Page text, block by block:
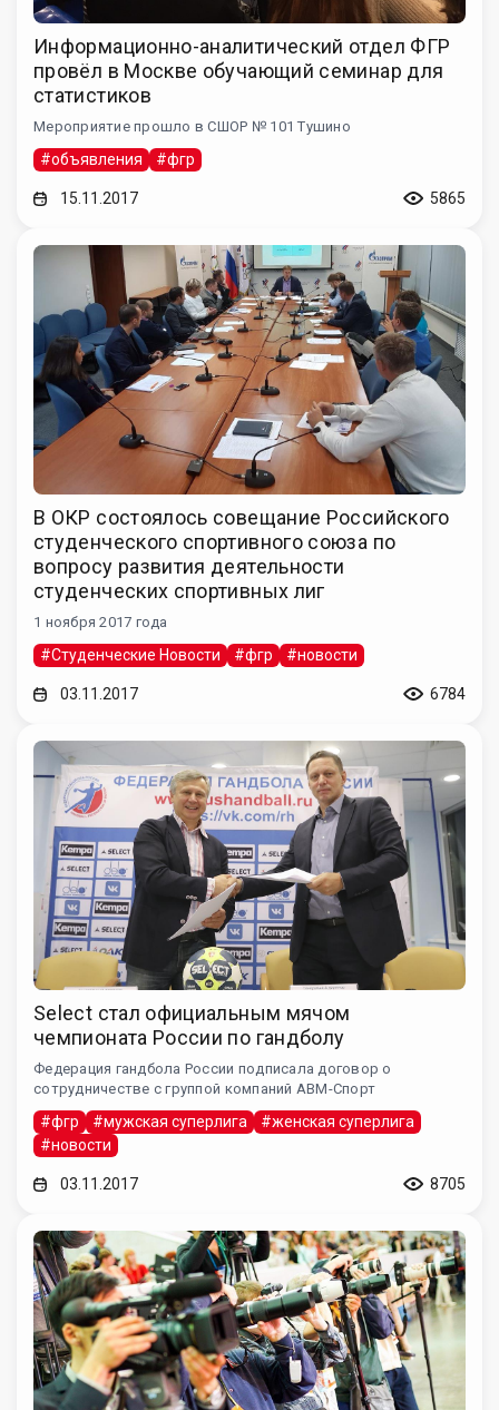
Информационно-аналитический отдел ФГР
провёл в Москве обучающий семинар для
статистиков
Мероприятие прошло в СШОР № 101 Тушино
#объявления #фгр
15.11.2017 5865
В ОКР состоялось совещание Российского
студенческого спортивного союза по
вопросу развития деятельности
студенческих спортивных лиг
1 ноября 2017 года
#Студенческие Новости #фгр #новости
03.11.2017 6784
Select стал официальным мячом
чемпионата России по гандболу
Федерация гандбола России подписала договор о
сотрудничестве с группой компаний АВМ-Спорт
#фгр #мужская суперлига
#женская суперлига
#новости
03.11.2017 8705